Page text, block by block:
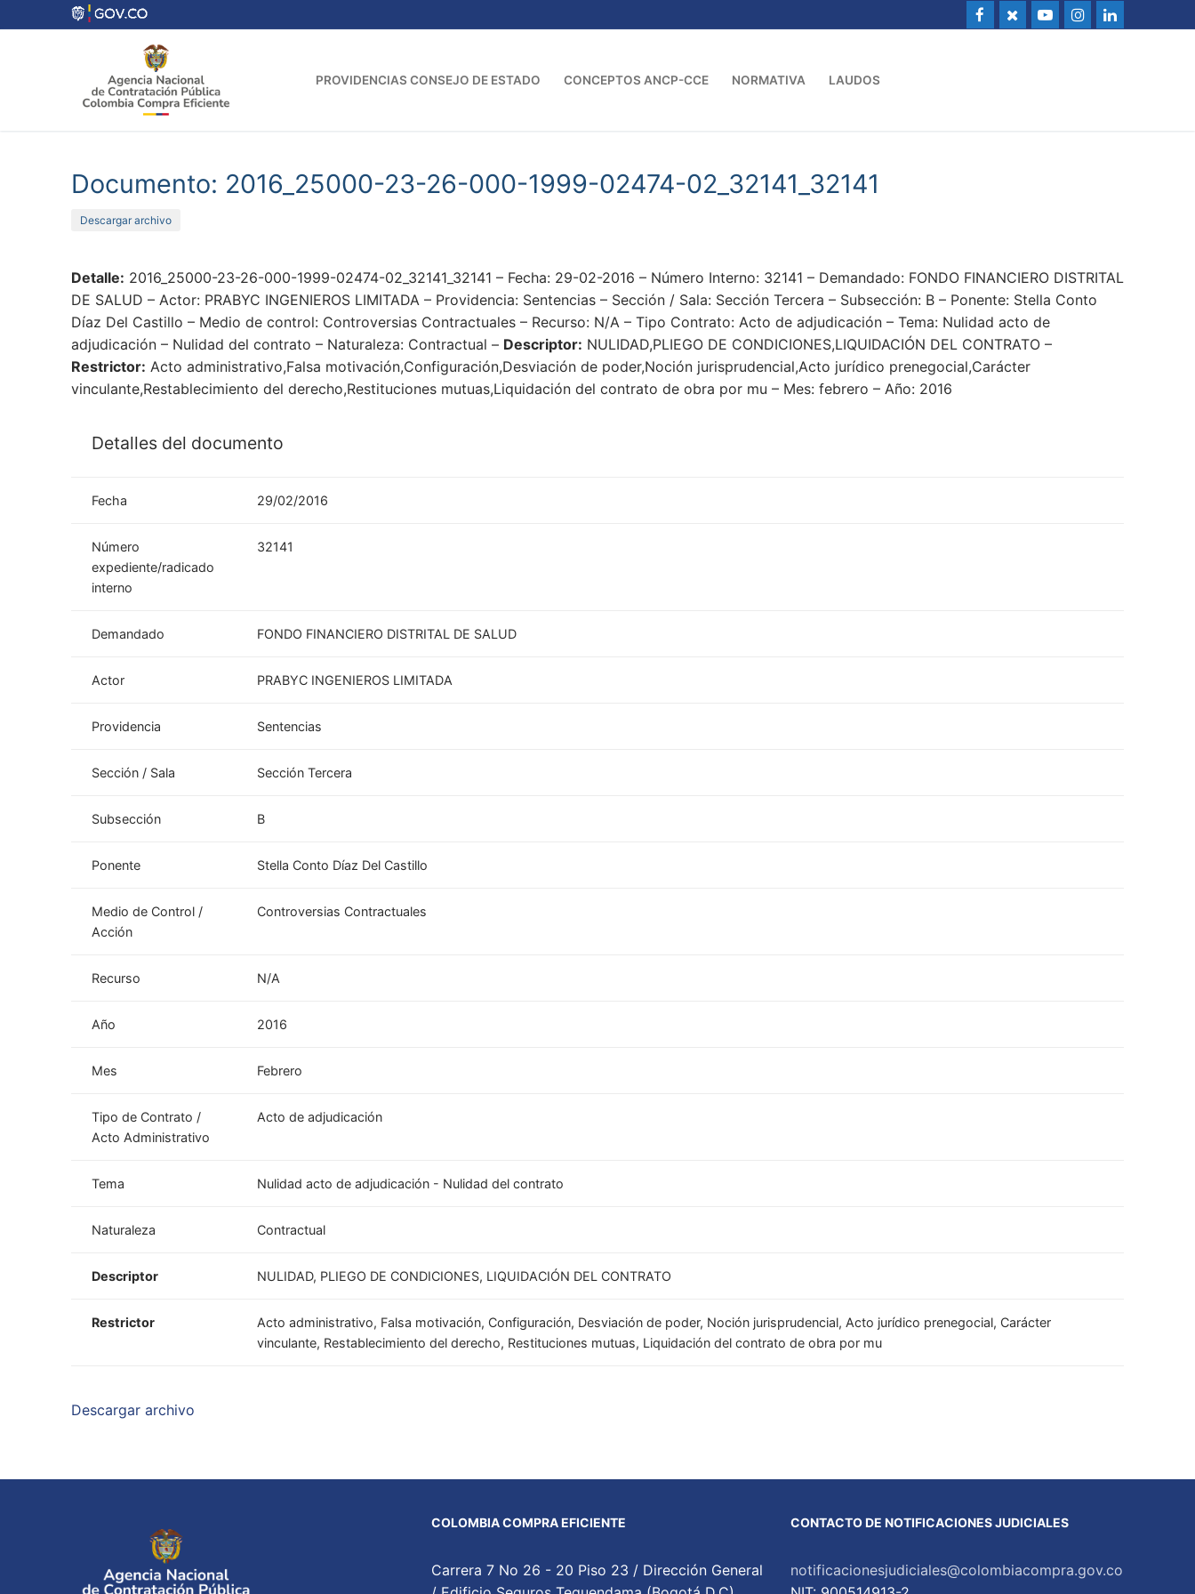
al
PROVIDENCIAS CONSEJO DE ESTADO CONCEPTOS ANCP-CCE NORMATIVA LAUDOS
Documento: 2016_25000-23-26-000-1999-02474-02_32141_32141
Descargar archivo
Detalle: 2016_25000-23-26-000-1999-02474-02_32141_32141 – Fecha: 29-02-2016 – Número Interno: 32141 – Demandado: FONDO FINANCIERO DISTRITAL
DE SALUD – Actor: PRABYC INGENIEROS LIMITADA – Providencia: Sentencias – Sección / Sala: Sección Tercera – Subsección: B – Ponente: Stella Conto
Díaz Del Castillo – Medio de control: Controversias Contractuales – Recurso: N/A – Tipo Contrato: Acto de adjudicación – Tema: Nulidad acto de
adjudicación – Nulidad del contrato – Naturaleza: Contractual – Descriptor: NULIDAD,PLIEGO DE CONDICIONES,LIQUIDACIÓN DEL CONTRATO –
Restrictor: Acto administrativo,Falsa motivación,Configuración,Desviación de poder,Noción jurisprudencial,Acto jurídico prenegocial,Carácter
vinculante,Restablecimiento del derecho,Restituciones mutuas,Liquidación del contrato de obra por mu – Mes: febrero – Año: 2016
Detalles del documento
Fecha 29/02/2016
Número
expediente/radicado
interno
32141
Demandado FONDO FINANCIERO DISTRITAL DE SALUD
Actor PRABYC INGENIEROS LIMITADA
Providencia Sentencias
Sección / Sala Sección Tercera
Subsección B
Ponente Stella Conto Díaz Del Castillo
Medio de Control /
Acción
Controversias Contractuales
Recurso N/A
Año 2016
Mes Febrero
Tipo de Contrato /
Acto Administrativo
Acto de adjudicación
Tema Nulidad acto de adjudicación - Nulidad del contrato
Naturaleza Contractual
Descriptor NULIDAD, PLIEGO DE CONDICIONES, LIQUIDACIÓN DEL CONTRATO
Restrictor
Acto administrativo, Falsa motivación, Configuración, Desviación de poder, Noción jurisprudencial, Acto jurídico prenegocial, Carácter
vinculante, Restablecimiento del derecho, Restituciones mutuas, Liquidación del contrato de obra por mu
Descargar archivo
COLOMBIA COMPRA EFICIENTE
Carrera 7 No 26 - 20 Piso 23 / Dirección General
CONTACTO DE NOTIFICACIONES JUDICIALES
notificacionesjudiciales@colombiacompra.gov.co